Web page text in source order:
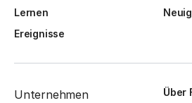
Lernen
Ereignisse
Unternehmen Über